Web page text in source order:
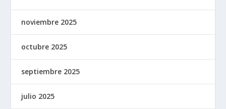
noviembre 2025
octubre 2025
septiembre 2025
julio 2025